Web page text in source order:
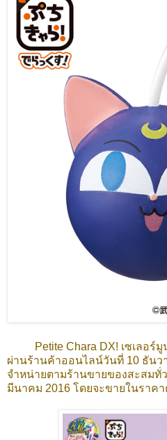
Petite Chara DX! เซเลอร์มูน
ผ่านร้านค้าออนไลน์วันที่ 10 ธันว
จำหน่ายตามร้านขายของสะสมทั่
มีนาคม 2016 โดยจะขายในราคา